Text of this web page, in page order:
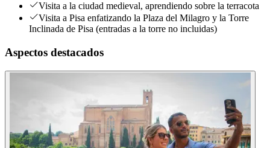
Visita a la ciudad medieval, aprendiendo sobre la terracota
Visita a Pisa enfatizando la Plaza del Milagro y la Torre
Inclinada de Pisa (entradas a la torre no incluidas)
Aspectos destacados